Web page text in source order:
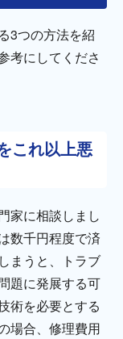
3つの方法を紹
考にしてくださ
これ以上悪
家に相談しまし
数千円程度で済
まうと、トラブ
題に発展する可
術を必要とする
場合、修理費用